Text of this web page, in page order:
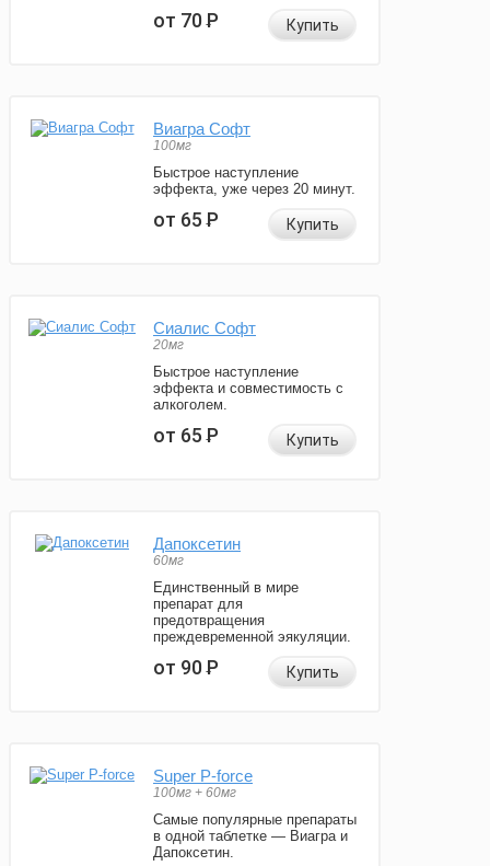
от 70Р Купить
Виагра Софт
100мг
Быстрое наступление
эффекта, уже через 20 минут.
от 65Р Купить
Сиалис Софт
20мг
Быстрое наступление
эффекта и совместимость с
алкоголем.
от 65Р Купить
Дапоксетин
60мг
Единственный в мире
препарат для
предотвращения
преждевременной эякуляции.
от 90Р Купить
Super P-force
100мг + 60мг
Самые популярные препараты
в одной таблетке — Виагра и
Дапоксетин.